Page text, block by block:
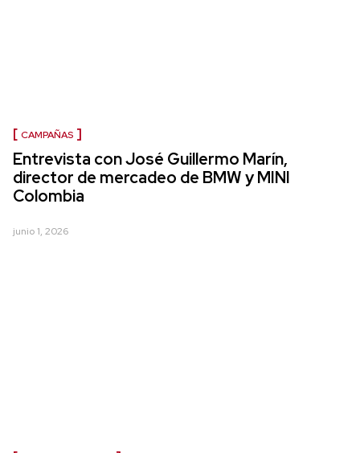
CAMPAÑAS
Entrevista con José Guillermo Marín,
director de mercadeo de BMW y MINI
Colombia
junio 1, 2026